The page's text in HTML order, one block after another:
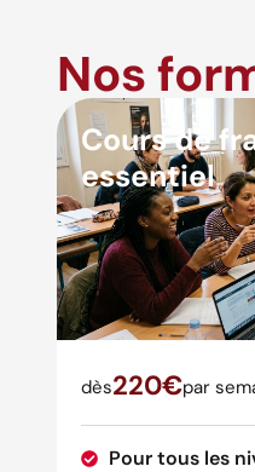
Nos
Cours de
essentiel
dès220€par
Pour tous les